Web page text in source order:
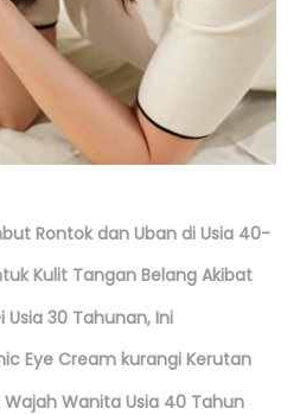
Rontok dan Uban di Usia 40-
Kulit Tangan Belang Akibat
Usia 30 Tahunan, Ini
Eye Cream kurangi Kerutan
Wanita Usia 40 Tahun